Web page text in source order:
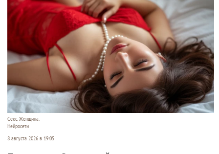
Секс. Женщина.
Нейросети
8 августа 2026 в 19:05